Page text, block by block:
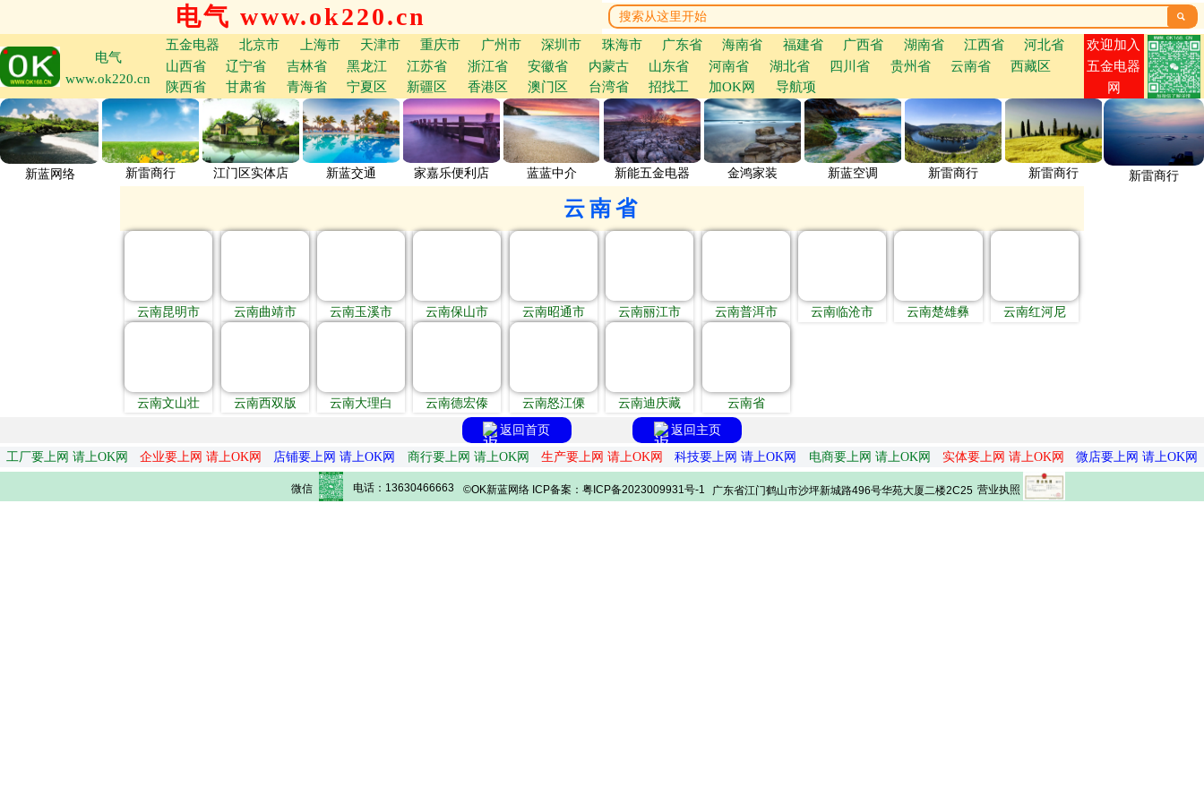
电气 www.ok220.cn 
电气
www.ok220.cn
五金电器 北京市 上海市 天津市 重庆市 广州市 深圳市 珠海市 广东省 海南省 福建省 广西省 湖南省 江西省
河北省
山西省
辽宁省 吉林省 黑龙江 江苏省 浙江省 安徽省 内蒙古 山东省 河南省 湖北省 四川省 贵州省 云南省
西藏区
陕西省
甘肃省 青海省 宁夏区 新疆区 香港区 澳门区 台湾省 招找工 加OK网 导航项
欢迎加入
五金电器
网
新蓝网络 新雷商行 江门区实体店 新蓝交通 家嘉乐便利店 蓝蓝中介 新能五金电器 金鸿家装 新蓝空调 新雷商行 新雷商行 新雷商行
云南省
云南昆明市 云南曲靖市 云南玉溪市 云南保山市 云南昭通市 云南丽江市 云南普洱市 云南临沧市 云南楚雄彝 云南红河尼
云南文山壮 云南西双版 云南大理白 云南德宏傣 云南怒江傈 云南迪庆藏
云南省
返回首页
返回主页
工厂要上网 请上OK网
企业要上网 请上OK网 店铺要上网 请上OK网 商行要上网 请上OK网 生产要上网 请上OK网 科技要上网 请上OK网 电商要上网 请上OK网 实体要上网 请上OK网 微店要上网 请上OK网
微信 电话：13630466663 ©OK新蓝网络 ICP备案：粤ICP备2023009931号-1 广东省江门鹤山市沙坪新城路496号华苑大厦二楼2C25 营业执照